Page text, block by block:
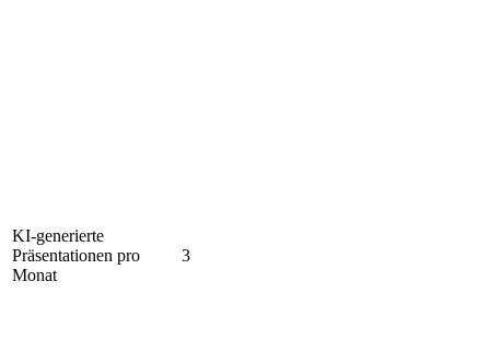
KI-generierte
Präsentationen pro
Monat
3